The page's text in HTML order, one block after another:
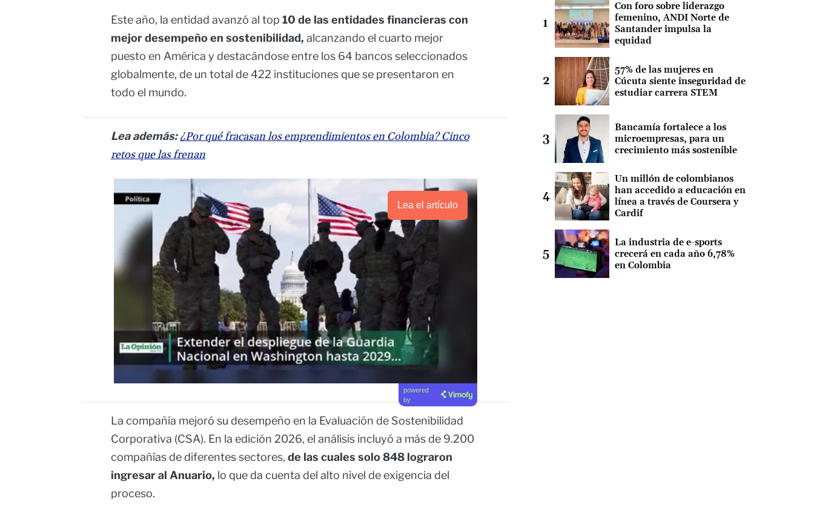
Este año, la entidad avanzó al top 10 de las entidades financieras con
mejor desempeño en sostenibilidad, alcanzando el cuarto mejor
puesto en América y destacándose entre los 64 bancos seleccionados
globalmente, de un total de 422 instituciones que se presentaron en
todo el mundo.
Lea además:¿Por qué fracasan los emprendimientos en Colombia? Cinco
retos que las frenan
Lea el artículo
powered
by
La compañía mejoró su desempeño en la Evaluación de Sostenibilidad
Corporativa (CSA). En la edición 2026, el análisis incluyó a más de 9.200
compañías de diferentes sectores, de las cuales solo 848 lograron
ingresar al Anuario, lo que da cuenta del alto nivel de exigencia del
proceso.
Con foro sobre liderazgo
femenino, ANDI Norte de
Santander impulsa la
equidad
57% de las mujeres en
Cúcuta siente inseguridad de
estudiar carrera STEM
Bancamía fortalece a los
microempresas, para un
crecimiento más sostenible
Un millón de colombianos
han accedido a educación en
línea a través de Coursera y
Cardif
La industria de e-sports
crecerá en cada año 6,78%
en Colombia